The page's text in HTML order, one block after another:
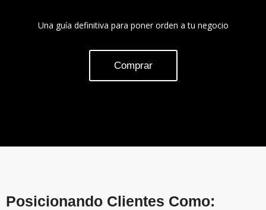
Una guía definitiva para poner orden a tu negocio
Comprar
Posicionando Clientes Como: